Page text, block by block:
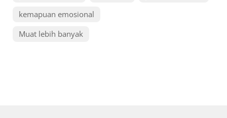
kemapuan emosional
Muat lebih banyak